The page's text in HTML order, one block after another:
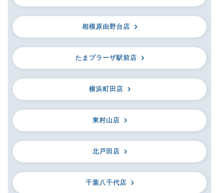
相模原由野台店
たまプラーザ駅前店
横浜町田店
東村山店
北戸田店
千葉八千代店